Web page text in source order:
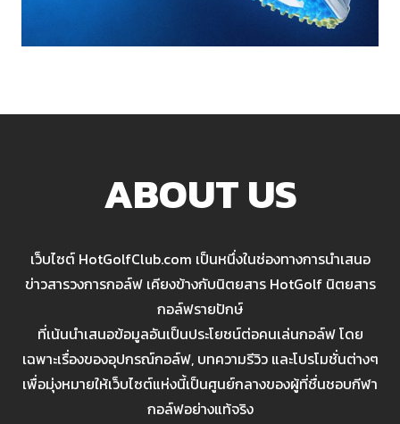
ABOUT US
เว็บไซต์ HotGolfClub.com เป็นหนึ่งในช่องทางการนำเสนอ
ข่าวสารวงการกอล์ฟ เคียงข้างกับนิตยสาร HotGolf นิตยสาร
กอล์ฟรายปักษ์
ที่เน้นนำเสนอข้อมูลอันเป็นประโยชน์ต่อคนเล่นกอล์ฟ โดย
เฉพาะเรื่องของอุปกรณ์กอล์ฟ, บทความรีวิว และโปรโมชั่นต่างๆ
เพื่อมุ่งหมายให้เว็บไซต์แห่งนี้เป็นศูนย์กลางของผู้ที่ชื่นชอบกีฬา
กอล์ฟอย่างแท้จริง